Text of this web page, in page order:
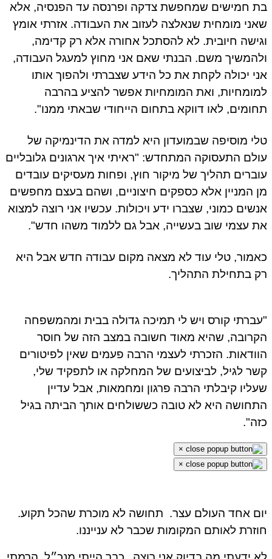
חמישים שמחפשת צדקה ופרנסה עד הפנסיה, אלא
מומחית שנאלצה לעזוב את העבודה. אזרתי אומץ
חיובית. לא להסתכל אחורה אלא רק קדימה,
משם. הבנתי שאם אני מחוץ למעגל העבודה,
יכולה לקחת את כל הידע שצברתי ולהפוך אותו
ואת המומחיות אפשר להציע בהרבה
לאו דווקא בתחום הייחודי שבאתי ממנו".
מוסיפה שבמועדון היא למדה את הדינמיקה של
התעסוקה המתחדש: "ראיתי איך ארגונים גלובליים
תהליך של מיקור חוץ, ופחות מעסיקים עובדים
המניין אלא כספקים חיצוניים, ושהם בעצם מחפשים
כמוני, שצברו ידע ויכולות. עכשיו אני רוצה למצוא
עצמי שוב בעשייה, אבל גם ללמוד משהו חדש".
טלי עוד לא מצאה מקום עבודה חדש אבל היא
בתחילת התהליך.
קורס ויש לי תמיכה גדולה בבית ומהמשפחה
שהיא מאוד חשובה במצב הזה של חוסר
הזכרתי לעצמי הרבה פעמים שאין לפיטורים
לגיל, לביצועים של המחלקה או לתפקיד שלי,
קיבלתי הרבה פרגון ומחמאות, אבל עדיין
היא לא טובה כששולחים אותך הביתה בגיל
×
×
אחד העולם עצר.תחושה לא מוכרת שהכל תקוע.
לאותם המקומות שכבר לא ענייננו.